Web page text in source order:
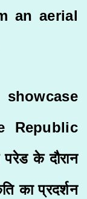
an aerial
Republic
के दौरान
का प्रदर्शन